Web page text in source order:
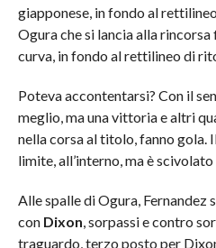
giapponese, in fondo al
Ogura che si lancia alla
curva, in fondo al rettilineo di
Poteva accontentarsi? Con il
meglio, ma una vittoria e altri
nella corsa al titolo, fanno gola.
limite, all’interno, ma è
Alle spalle di Ogura, Fernandez
con Dixon, sorpassi e contro
traguardo, terzo posto per